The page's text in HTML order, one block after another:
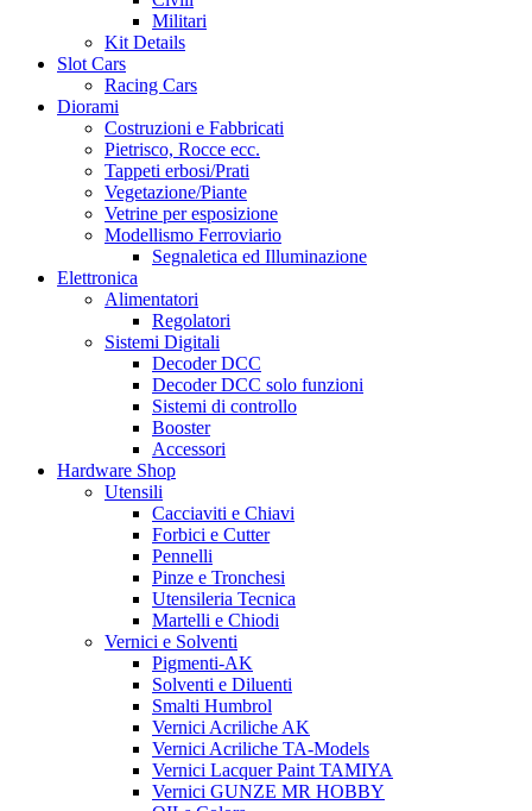
Militari
Kit Details
Slot Cars
Racing Cars
Diorami
Costruzioni e Fabbricati
Pietrisco, Rocce ecc.
Tappeti erbosi/Prati
Vegetazione/Piante
Vetrine per esposizione
Modellismo Ferroviario
Segnaletica ed Illuminazione
Elettronica
Alimentatori
Regolatori
Sistemi Digitali
Decoder DCC
Decoder DCC solo funzioni
Sistemi di controllo
Booster
Accessori
Hardware Shop
Utensili
Cacciaviti e Chiavi
Forbici e Cutter
Pennelli
Pinze e Tronchesi
Utensileria Tecnica
Martelli e Chiodi
Vernici e Solventi
Pigmenti-AK
Solventi e Diluenti
Smalti Humbrol
Vernici Acriliche AK
Vernici Acriliche TA-Models
Vernici Lacquer Paint TAMIYA
Vernici GUNZE MR HOBBY